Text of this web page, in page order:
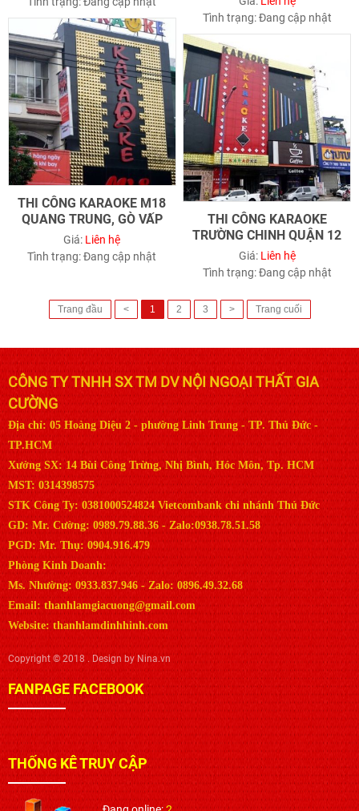
Tình trạng:Đang cập nhật
THI CÔNG KARAOKE M18
QUANG TRUNG, GÒ VẤP
Giá: Liên hệ
Tình trạng:Đang cập nhật
THI CÔNG KARAOKE
TRƯỜNG CHINH QUẬN 12
Giá: Liên hệ
Tình trạng:Đang cập nhật
Trang đầu < 1 2 3 > Trang cuối
CÔNG TY TNHH SX TM DV NỘI NGOẠI THẤT GIA
CƯỜNG
Địa chỉ: 05 Hoàng Diệu 2 - phường Linh Trung - TP. Thủ Đức -
TP.HCM
Xưởng SX: 14 Bùi Công Trừng, Nhị Bình, Hóc Môn, Tp. HCM
MST: 0314398575
STK Công Ty: 0381000524824 Vietcombank chi nhánh Thủ Đức
GD: Mr. Cường: 0989.79.88.36 - Zalo:0938.78.51.58
PGD: Mr. Thụ: 0904.916.479
Phòng Kinh Doanh:
Ms. Nhường: 0933.837.946 - Zalo: 0896.49.32.68
Email: thanhlamgiacuong@gmail.com
Website: thanhlamdinhhinh.com
Copyright © 2018 . Design by Nina.vn
FANPAGE FACEBOOK
THỐNG KÊ TRUY CẬP